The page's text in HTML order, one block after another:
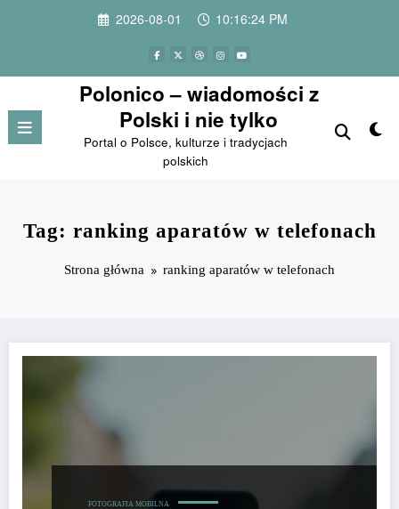
2026-08-01 10:16:24 PM
Polonico – wiadomości z
Polski i nie tylko
Portal o Polsce, kulturze i tradycjach
polskich
Tag: ranking aparatów w telefonach
Strona główna ranking aparatów w telefonach
FOTOGRAFIA MOBILNA